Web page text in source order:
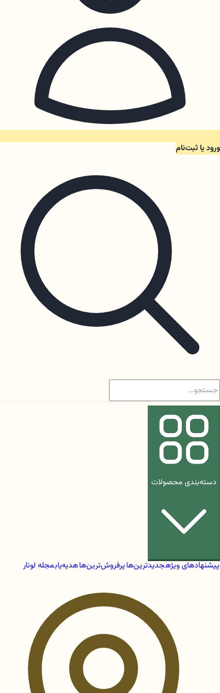
ورود یا ثبت‌نام
دسته‌بندی محصولات
پیشنهادهای ویژهجدیدترین‌هاپرفروش‌ترین‌هاهدیه‌یابمجله لونار